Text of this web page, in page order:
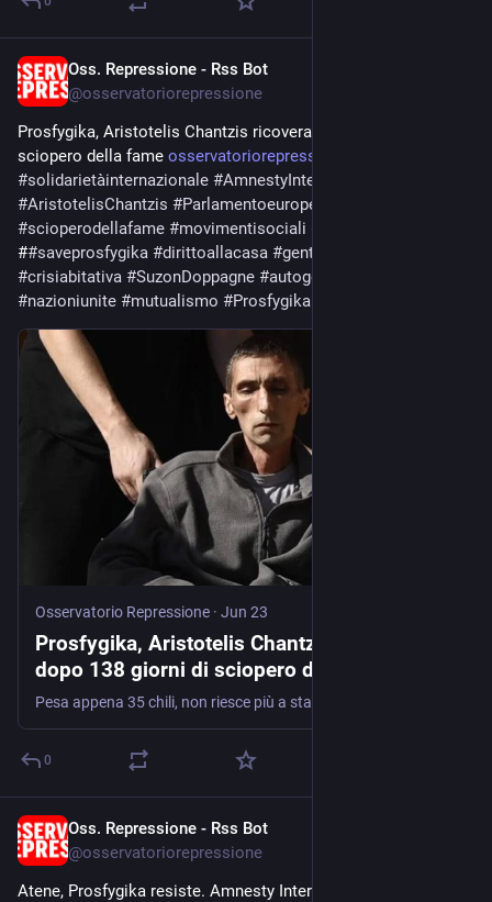
Oss. Repressione - Rss Bot
@osservatoriorepressione
Prosfygika, Aristotelis Chantzis ricoverato dopo 138 giorni di
sciopero della fame osservatoriorepressione.info/p
#solidarietàinternazionale #AmnestyInternational
#AristotelisChantzis #Parlamentoeuropeo
#scioperodellafame #movimentisociali #
##saveprosfygika #dirittoallacasa #gentrificazione
#crisiabitativa #SuzonDoppagne #autogestione
#nazioniunite #mutualismo #Prosfygika
Osservatorio Repressione · Jun 23
Prosfygika, Aristotelis Chantzis ricoverato
dopo 138 giorni di sciopero della fame
0
Oss. Repressione - Rss Bot
@osservatoriorepressione
Atene, Prosfygika resiste. Amnesty International chiede di